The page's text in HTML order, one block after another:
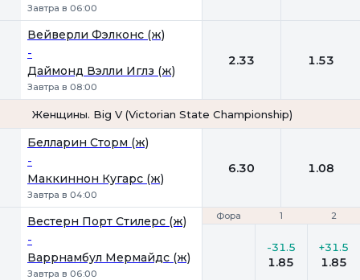
Завтра в 06:00
Вейверли Фэлконс (ж)
-
Даймонд Вэлли Иглз (ж)
Завтра в 08:00
2.33 1.53
Женщины. Big V (Victorian State Championship)
Белларин Сторм (ж)
-
Маккиннон Кугарс (ж)
Завтра в 04:00
6.30 1.08
Фора 1 2
Вестерн Порт Стилерс (ж)
-
Варрнамбул Мермайдс (ж)
Завтра в 06:00
Фора 1 2
-31.5
1.85
+31.5
1.85